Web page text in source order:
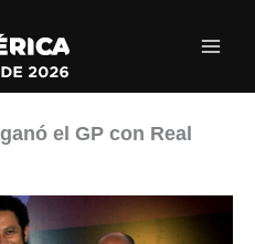
el GP con Real